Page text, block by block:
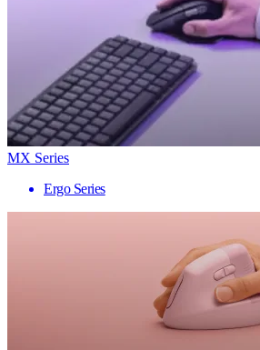
MX Series
Ergo Series